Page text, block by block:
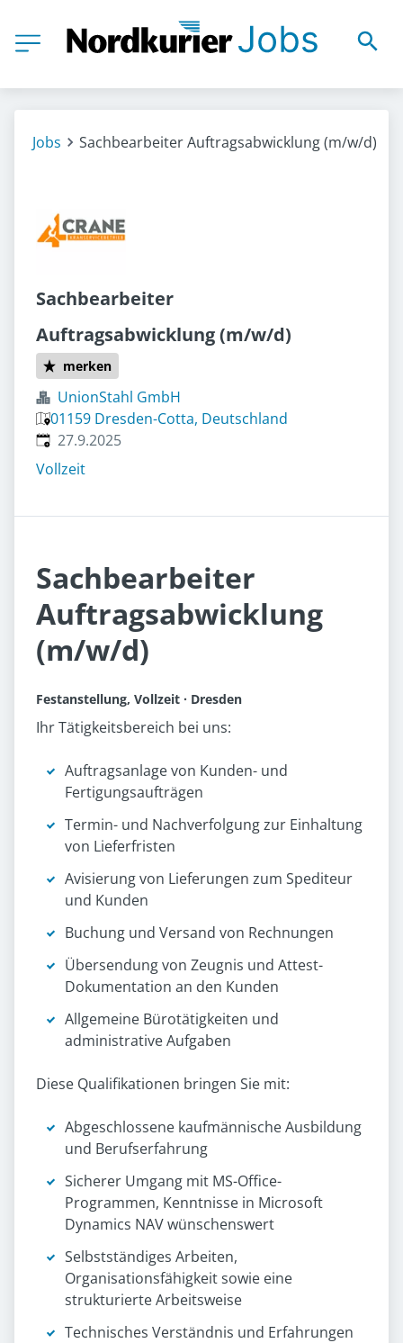
Jobs Sachbearbeiter Auftragsabwicklung (m/w/d)
Sachbearbeiter
Auftragsabwicklung (m/w/d)
merken
UnionStahl GmbH
01159 Dresden-Cotta, Deutschland
Veröffentlicht
27.9.2025
Vollzeit
Sachbearbeiter
Auftragsabwicklung
(m/w/d)
Festanstellung, Vollzeit · Dresden
Ihr Tätigkeitsbereich bei uns:
Auftragsanlage von Kunden- und
Fertigungsaufträgen
Termin- und Nachverfolgung zur Einhaltung
von Lieferfristen
Avisierung von Lieferungen zum Spediteur
und Kunden
Buchung und Versand von Rechnungen
Übersendung von Zeugnis und Attest-
Dokumentation an den Kunden
Allgemeine Bürotätigkeiten und
administrative Aufgaben
Diese Qualifikationen bringen Sie mit:
Abgeschlossene kaufmännische Ausbildung
und Berufserfahrung
Sicherer Umgang mit MS-Office-
Programmen, Kenntnisse in Microsoft
Dynamics NAV wünschenswert
Selbstständiges Arbeiten,
Organisationsfähigkeit sowie eine
strukturierte Arbeitsweise
Technisches Verständnis und Erfahrungen